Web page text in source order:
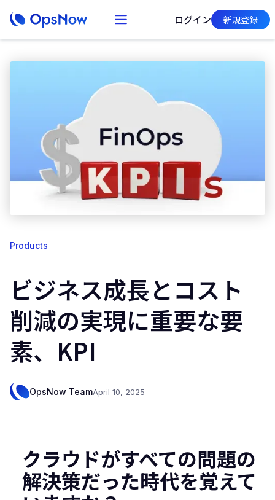
ログイン 新規登録
Products
ビジネス成長とコスト
削減の実現に重要な要
素、KPI
OpsNow TeamApril 10, 2025
クラウドがすべての問題の
解決策だった時代を覚えて